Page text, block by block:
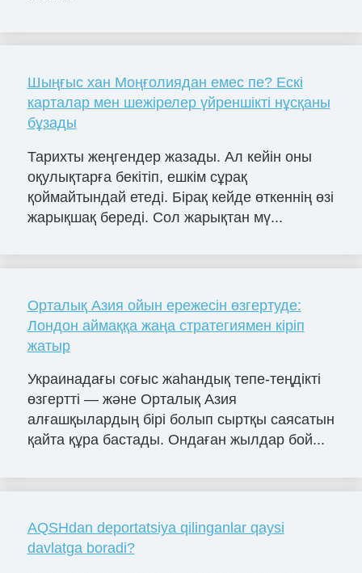
Шыңғыс хан Моңғолиядан емес пе? Ескі
карталар мен шежірелер үйреншікті нұсқаны
бұзады
Тарихты жеңгендер жазады. Ал кейін оны
оқулықтарға бекітіп, ешкім сұрақ
қоймайтындай етеді. Бірақ кейде өткеннің өзі
жарықшақ береді. Сол жарықтан мү...
Орталық Азия ойын ережесін өзгертуде:
Лондон аймаққа жаңа стратегиямен кіріп
жатыр
Украинадағы соғыс жаһандық тепе-теңдікті
өзгертті — және Орталық Азия
алғашқылардың бірі болып сыртқы саясатын
қайта құра бастады. Ондаған жылдар бой...
AQSHdan deportatsiya qilinganlar qaysi
davlatga boradi?